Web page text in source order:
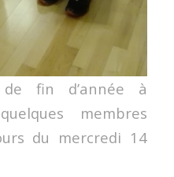
fin d’année à
membres
du mercredi 14